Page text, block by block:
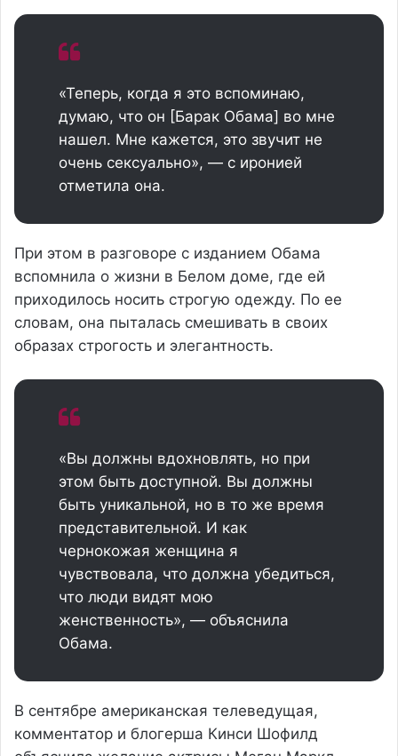
«Теперь, когда я это вспоминаю,
думаю, что он [Барак Обама] во мне
нашел. Мне кажется, это звучит не
очень сексуально», — с иронией
отметила она.
При этом в разговоре с изданием Обама
вспомнила о жизни в Белом доме, где ей
приходилось носить строгую одежду. По ее
словам, она пыталась смешивать в своих
образах строгость и элегантность.
«Вы должны вдохновлять, но при
этом быть доступной. Вы должны
быть уникальной, но в то же время
представительной. И как
чернокожая женщина я
чувствовала, что должна убедиться,
что люди видят мою
женственность», — объяснила
Обама.
В сентябре американская телеведущая,
комментатор и блогерша Кинси Шофилд